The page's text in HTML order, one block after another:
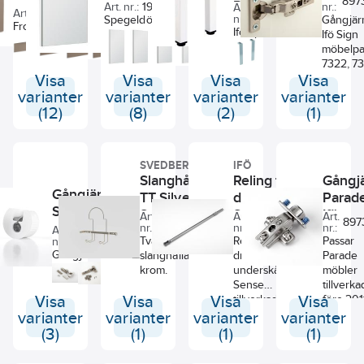
stycken LINC-
väggprofiler. Limmet är
anpassat för kakel,
Art. nr.:
Front till skåp Ifö Sense SUS
60.
6
Visa
varianter
(12)
Art. nr.: 19053597
Spegeldörr till Fovere II
möbler.
+2
Visa
varianter
(8)
Benssats
Art.
nr.:
8865850
Ifö Spira Pro
bensats
Visa
varianter
(2)
nr.:
Ifö Sign
7322,
Visa
varianter
(1)
Gångjärn
Sense, Ifö
Art.
nr.:
8980770
Gångjärn till Ifö
Sense.
Visa
varianter
(3)
SVEDBERGS
Slanghållare
TT Silver,
Svedbergs
Art.
nr.:
8057065
Tvätt & Tork
slanghållare
krom.
Visa
varianter
(1)
IFÖ
Reling för
draglåda
Sense, Ifö
Art.
nr.:
8980664
Reling för
draglåda för
underskåp
Sense
tillverkade
innan 2013.
Visa
varianter
(1)
Ifö
Art.
nr.:
Passar
Parade
möbler
före
Visa
varianter
(1)